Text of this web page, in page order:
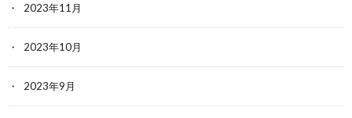
2023年11月
2023年10月
2023年9月